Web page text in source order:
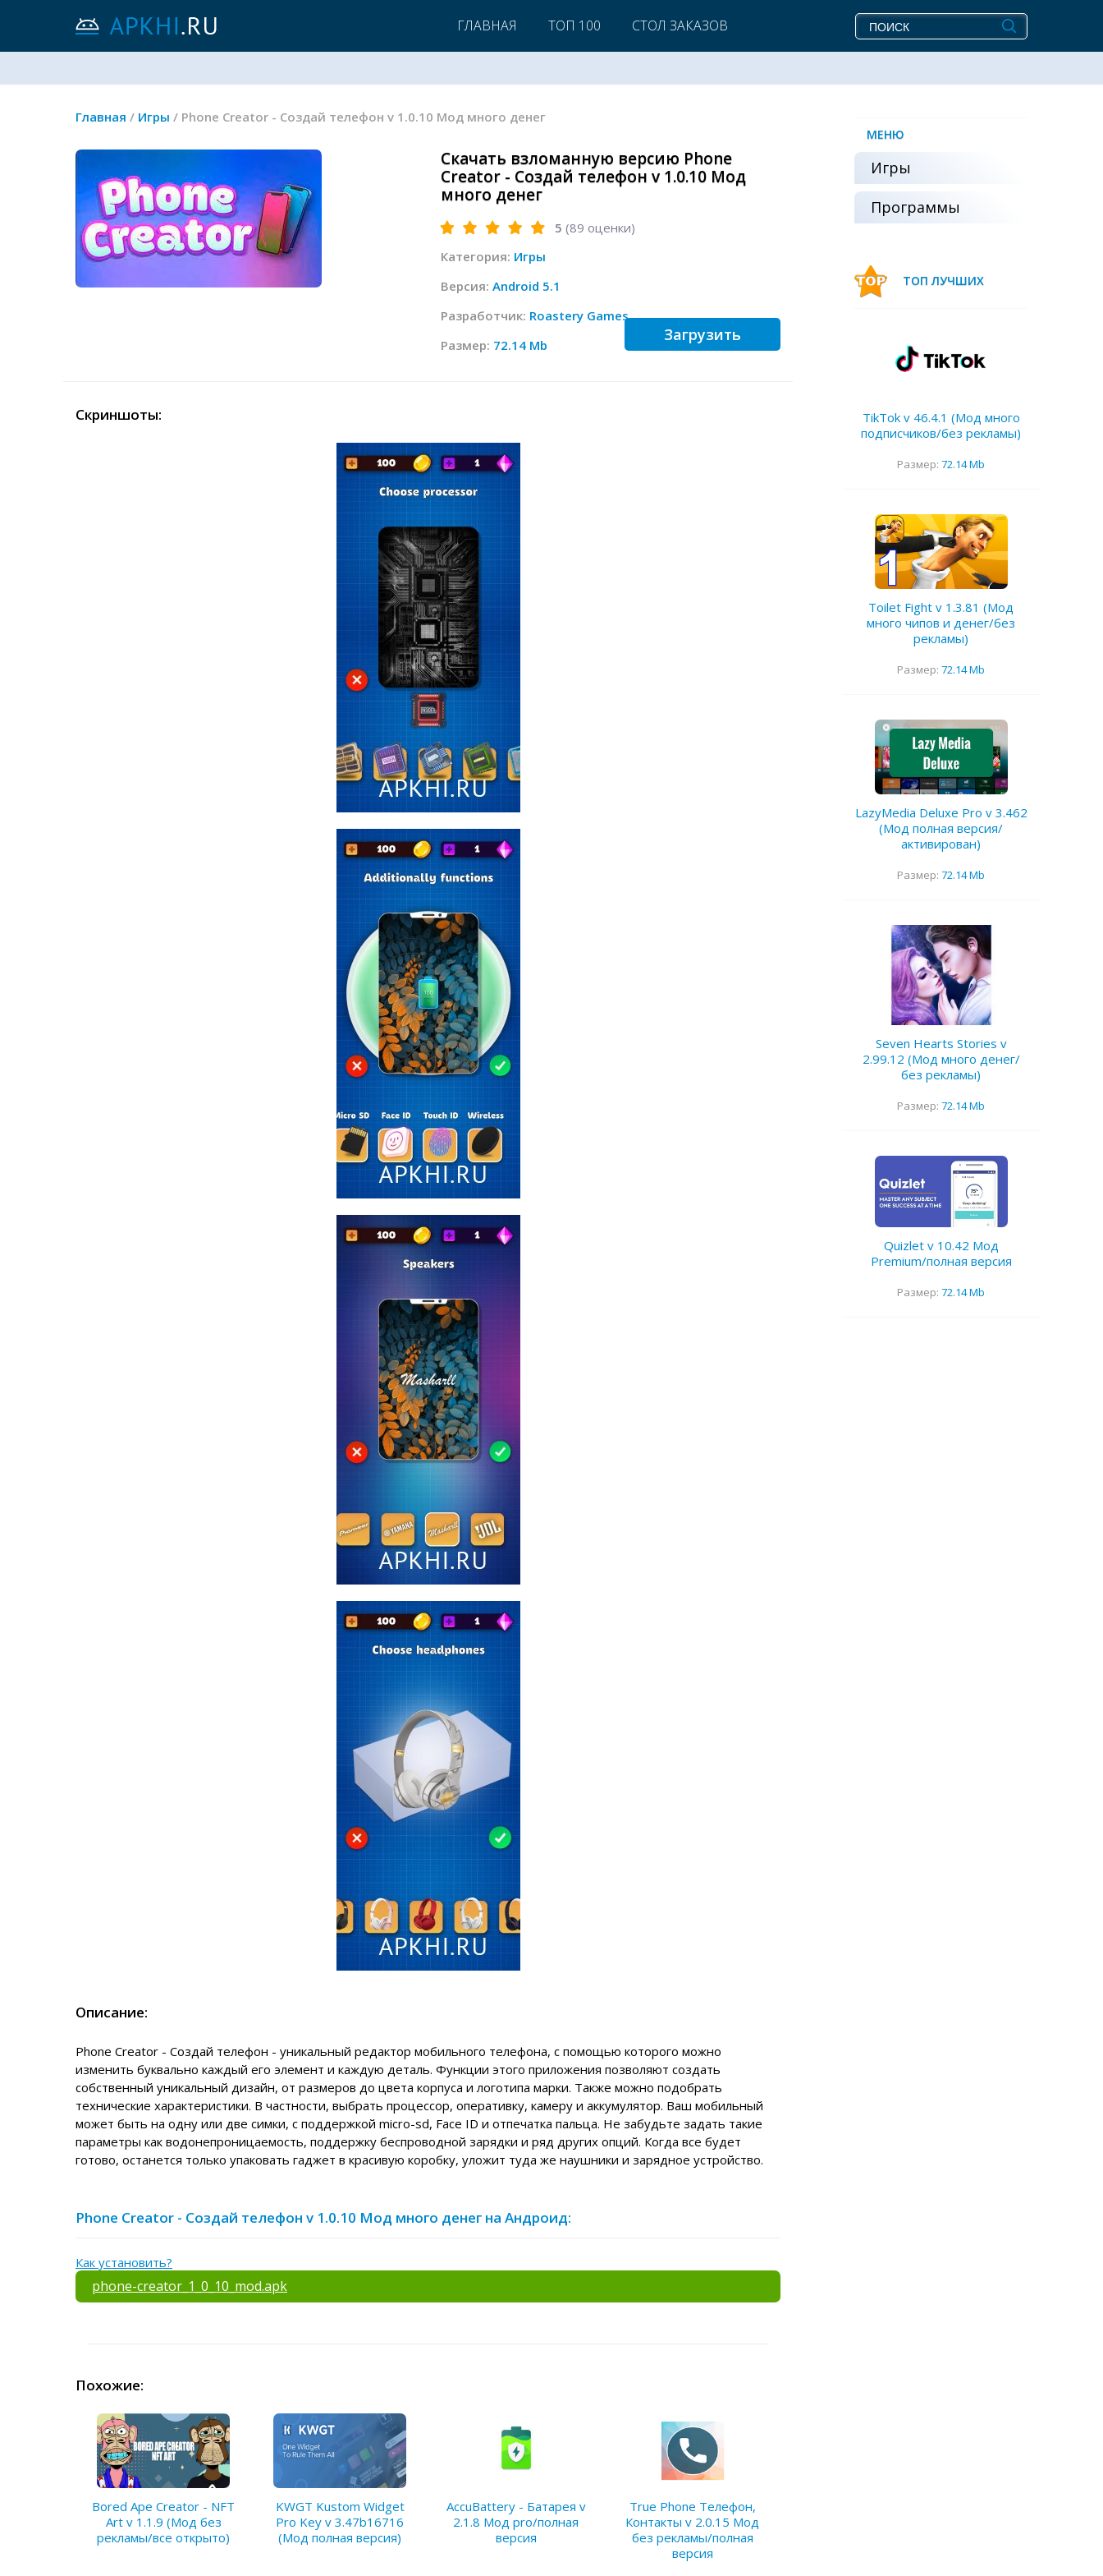
ГЛАВНАЯ ТОП 100 СТОЛ ЗАКАЗОВ
Главная / Игры / Phone Creator - Создай телефон v 1.0.10 Мод много денег
Скачать взломанную версию Phone
Creator - Создай телефон v 1.0.10 Мод
много денег
5 (89 оценки)
Категория: Игры
Версия: Android 5.1
Разработчик: Roastery Games
Размер: 72.14 Mb
Загрузить
Скриншоты:
Описание:
Phone Creator - Создай телефон - уникальный редактор мобильного телефона, с помощью которого можно
изменить буквально каждый его элемент и каждую деталь. Функции этого приложения позволяют создать
собственный уникальный дизайн, от размеров до цвета корпуса и логотипа марки. Также можно подобрать
технические характеристики. В частности, выбрать процессор, оперативку, камеру и аккумулятор. Ваш мобильный
может быть на одну или две симки, с поддержкой micro-sd, Face ID и отпечатка пальца. Не забудьте задать такие
параметры как водонепроницаемость, поддержку беспроводной зарядки и ряд других опций. Когда все будет
готово, останется только упаковать гаджет в красивую коробку, уложит туда же наушники и зарядное устройство.
Phone Creator - Создай телефон v 1.0.10 Мод много денег на Андроид:
Как установить?
phone-creator_1_0_10_mod.apk
Похожие:
Bored Ape Creator - NFT
Art v 1.1.9 (Мод без
рекламы/все открыто)
KWGT Kustom Widget
Pro Key v 3.47b16716
(Мод полная версия)
AccuBattery - Батарея v
2.1.8 Мод pro/полная
версия
True Phone Телефон,
Контакты v 2.0.15 Мод
без рекламы/полная
версия
МЕНЮ
Игры
Программы
ТОП ЛУЧШИХ
TikTok v 46.4.1 (Мод много
подписчиков/без рекламы)
Размер: 72.14 Mb
Toilet Fight v 1.3.81 (Мод
много чипов и денег/без
рекламы)
Размер: 72.14 Mb
LazyMedia Deluxe Pro v 3.462
(Мод полная версия/
активирован)
Размер: 72.14 Mb
Seven Hearts Stories v
2.99.12 (Мод много денег/
без рекламы)
Размер: 72.14 Mb
Quizlet v 10.42 Мод
Premium/полная версия
Размер: 72.14 Mb